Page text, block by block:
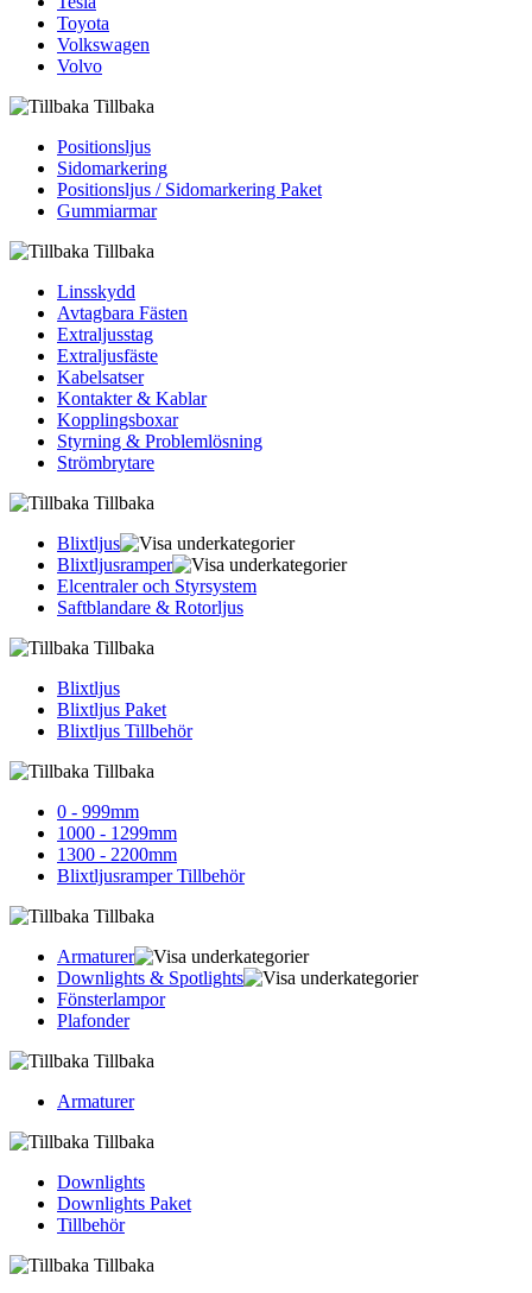
Toyota
Volkswagen
Volvo
Tillbaka
Positionsljus
Sidomarkering
Positionsljus / Sidomarkering Paket
Gummiarmar
Tillbaka
Linsskydd
Avtagbara Fästen
Extraljusstag
Extraljusfäste
Kabelsatser
Kontakter & Kablar
Kopplingsboxar
Styrning & Problemlösning
Strömbrytare
Tillbaka
Blixtljus
Blixtljusramper
Elcentraler och Styrsystem
Saftblandare & Rotorljus
Tillbaka
Blixtljus
Blixtljus Paket
Blixtljus Tillbehör
Tillbaka
0 - 999mm
1000 - 1299mm
1300 - 2200mm
Blixtljusramper Tillbehör
Tillbaka
Armaturer
Downlights & Spotlights
Fönsterlampor
Plafonder
Tillbaka
Armaturer
Tillbaka
Downlights
Downlights Paket
Tillbehör
Tillbaka